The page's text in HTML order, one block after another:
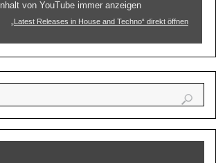
Inhalt von YouTube immer anzeigen
„Latest Releases in House and Techno“ direkt öffnen